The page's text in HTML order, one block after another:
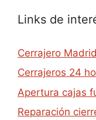
Links de
Cerrajero Madrid
Cerrajeros 24
Apertura cajas
Reparación